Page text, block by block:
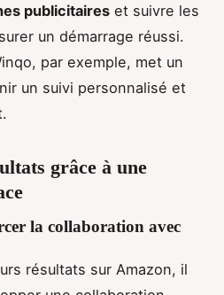
publicitaires et suivre les
un démarrage réussi.
par exemple, met un
un suivi personnalisé et
grâce à une
la collaboration avec
résultats sur Amazon, il